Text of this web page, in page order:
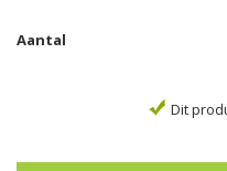
Aantal
Dit